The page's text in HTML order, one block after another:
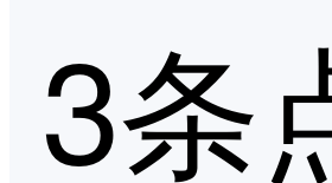
3条